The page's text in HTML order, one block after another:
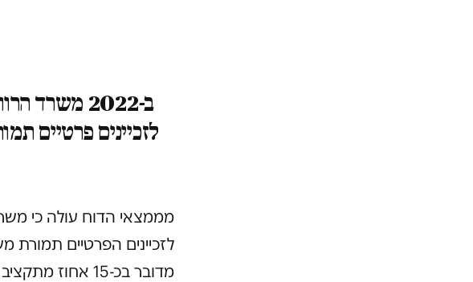
ב-2022
לזכיינים פרטיים
מממצאי הדוח עולה כי
לזכיינים הפרטיים תמורת